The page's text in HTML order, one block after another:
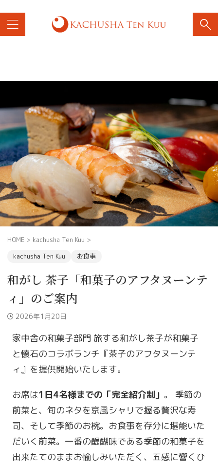
HOME > kachusha Ten Kuu >
kachusha Ten Kuu
お食事
和がし 茶子「和菓子のアフタヌーンテ
ィ」のご案内
2026年1月20日
家中舎の和菓子部門 旅する和がし茶子が和菓子
と懐石のコラボランチ『茶子のアフタヌーンテ
ィ』を提供開始いたします。
お席は1日4名様までの「完全紹介制」 。 季節の
前菜と、旬のネタを京風シャリで握る贅沢な寿
司、そして季節のお椀。お食事を存分に堪能いた
だいく前菜。一番の醍醐味である季節の和菓子を
出来たてのままお愉しみいただく、五感に響くひ